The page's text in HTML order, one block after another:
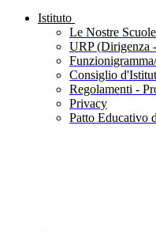
Istituto
Le Nostre Scuole
URP (Dirigenza
Consiglio
Regolamenti -
Privacy
Patto Educativo